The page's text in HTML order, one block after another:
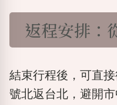
返程安排：
結束行程後，可直
號北返台北，避開